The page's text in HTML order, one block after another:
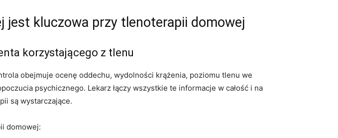
jest kluczowa przy tlenoterapii domowej
korzystającego z tlenu
obejmuje ocenę oddechu, wydolności krążenia, poziomu tlenu we
psychicznego. Lekarz łączy wszystkie te informacje w całość i na
są wystarczające.
domowej: